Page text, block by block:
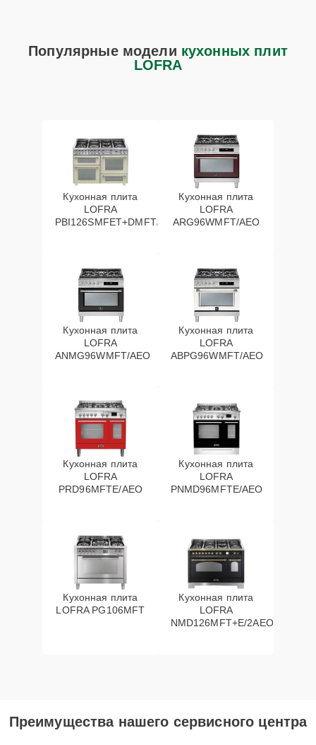
Популярные модели кухонных плит
LOFRA
Кухонная плита
LOFRA
PBI126SMFET+DMFT/2AEO
Кухонная плита
LOFRA
ARG96WMFT/AEO
Кухонная плита
LOFRA
ANMG96WMFT/AEO
Кухонная плита
LOFRA
ABPG96WMFT/AEO
Кухонная плита
LOFRA
PRD96MFTE/AEO
Кухонная плита
LOFRA
PNMD96MFTE/AEO
Кухонная плита
LOFRA PG106MFT
Кухонная плита
LOFRA
NMD126MFT+E/2AEO
Преимущества нашего сервисного центра